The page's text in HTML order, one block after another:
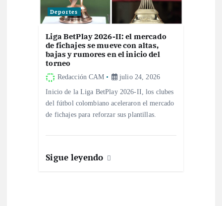
Deportes
Liga BetPlay 2026-II: el mercado
de fichajes se mueve con altas,
bajas y rumores en el inicio del
torneo
Redacción CAM julio 24, 2026
Inicio de la Liga BetPlay 2026-II, los clubes
del fútbol colombiano aceleraron el mercado
de fichajes para reforzar sus plantillas.
Sigue leyendo